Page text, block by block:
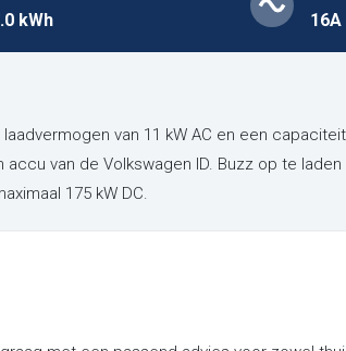
kWh 16A
van 11 kW AC en een
van de Volkswagen ID. Buzz op te
175 kW DC.